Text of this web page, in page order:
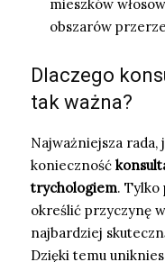
mieszków
obszarów
Dlaczego
tak ważna?
Najważniejsza rada,
konieczność
trychologiem. Tylko
określić przyczynę
najbardziej
Dzięki temu